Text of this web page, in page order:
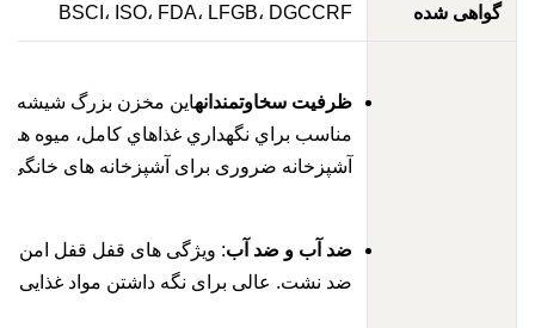
شده BSCI، ISO، FDA، LFGB، DGCCRF
ظرفیت سخاوتمندانهاين مخزن بزرگ شیشه اي،
مناسب براي نگهداري غذاهاي کامل، ميوه هاي
آشپزخانه ضروری برای آشپزخانه های خانگی که
ضد آب و ضد آب: ویژگی های قفل قفل امن با
ضد نشت. عالی برای نگه داشتن مواد غذایی تازه